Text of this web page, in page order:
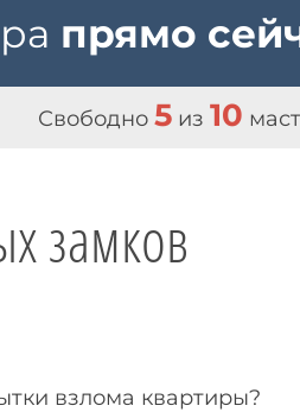
прямо
Свободно 5из 10
замков
взлома квартиры?